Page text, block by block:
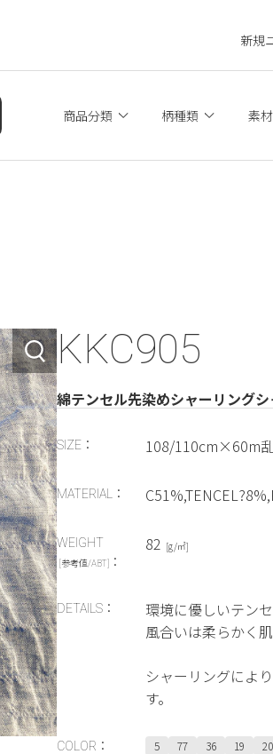
新規
商品分類 柄種類 素
KKC905
綿テンセル先染めシャーリング
SIZE： 108/110cm×60m
MATERIAL：
WEIGHT
[参考値/ABT] ：
82 [g/㎡]
DETAILS：
環境に優しいテン
風合いは柔らかく
シャーリングによ
す。
COLOR： 5 77 36 19 20